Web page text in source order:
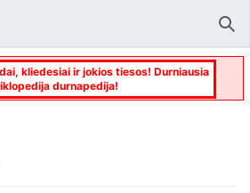
kliedesiai ir jokios tiesos! Durniausia
durnapedija!